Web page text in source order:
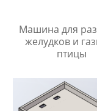
Машина для
желудков и
птицы